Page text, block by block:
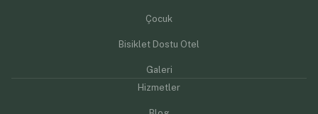
Çocuk
Bisiklet Dostu Otel
Galeri
Hizmetler